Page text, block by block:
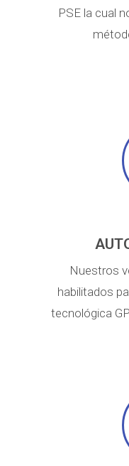
PSE la cual
Nuestros
habilitados
tecnológica